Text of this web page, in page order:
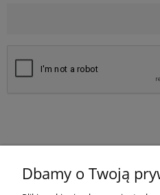
Pomoc
Dbamy o Twoją